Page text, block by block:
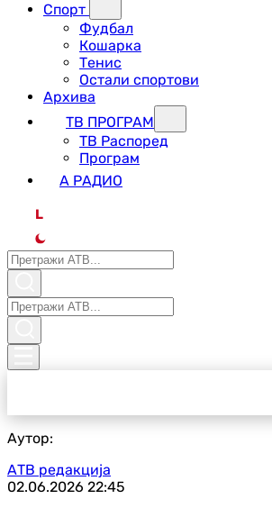
Спорт
Фудбал
Кошарка
Тенис
Остали спортови
Архива
ТВ ПРОГРАМ
ТВ Распоред
Програм
А РАДИО
L
Аутор:
АТВ редакција
02.06.2026 22:45